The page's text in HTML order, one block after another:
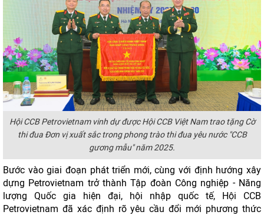
Hội CCB Petrovietnam vinh dự được Hội CCB Việt Nam trao tặng Cờ
thi đua Đơn vị xuất sắc trong phong trào thi đua yêu nước "CCB
gương mẫu" năm 2025.
Bước vào giai đoạn phát triển mới, cùng với định hướng xây
dựng Petrovietnam trở thành Tập đoàn Công nghiệp - Năng
lượng Quốc gia hiện đại, hội nhập quốc tế, Hội CCB
Petrovietnam đã xác định rõ yêu cầu đổi mới phương thức